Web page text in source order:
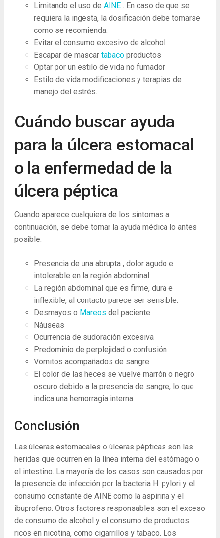
Limitando el uso de AINE
. En caso de que se
requiera la ingesta, la dosificación debe tomarse
como se recomienda.
Evitar el consumo excesivo de alcohol
Escapar de mascar tabaco productos
Optar por un estilo de vida no fumador
Estilo de vida modificaciones y terapias de
manejo del estrés.
Cuándo buscar ayuda
para la úlcera estomacal
o la enfermedad de la
úlcera péptica
Cuando aparece cualquiera de los síntomas a
continuación, se debe tomar la ayuda médica lo antes
posible.
Presencia de una abrupta , dolor agudo e
intolerable en la región abdominal.
La ​​región abdominal que es firme, dura e
inflexible, al contacto parece ser sensible.
Desmayos o Mareos del paciente
Náuseas
Ocurrencia de sudoración excesiva
Predominio de perplejidad o confusión
Vómitos acompañados de sangre
El color de las heces se vuelve marrón o negro
oscuro debido a la presencia de sangre, lo que
indica una hemorragia interna.
Conclusión
Las úlceras estomacales o úlceras pépticas son las
heridas que ocurren en la línea interna del estómago o
el intestino. La mayoría de los casos son causados ​​por
la presencia de infección por la bacteria H. pylori y el
consumo constante de AINE como la aspirina y el
ibuprofeno. Otros factores responsables son el exceso
de consumo de alcohol y el consumo de productos
ricos en nicotina, como cigarrillos y tabaco. Los